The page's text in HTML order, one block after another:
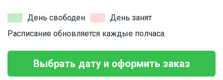
День свободен
День занят
Расписание обновляется каждые полчаса.
Выбрать дату и оформить заказ